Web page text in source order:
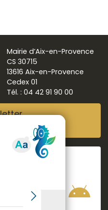
Mairie d’Aix-en-Provence
CS 30715
13616 Aix-en-Provence
Cedex 01
Tél. : 04 42 91 90 00
ma ville